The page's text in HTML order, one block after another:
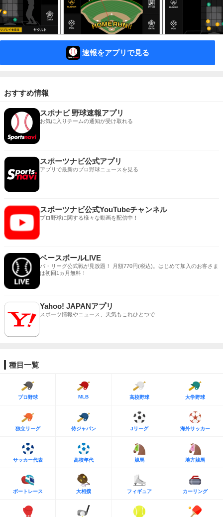
速報をアプリで見る
おすすめ情報
スポナビ 野球速報アプリ
お気に入りチームの通知が受け取れる
スポーツナビ公式アプリ
アプリで最新のプロ野球ニュースを見る
スポーツナビ公式YouTubeチャンネル
プロ野球に関する様々な動画を配信中！
ベースボールLIVE
パ・リーグ公式戦が見放題！ 月額770円(税込)。はじめて加入のお客さま
は初回1ヵ月無料！
Yahoo! JAPANアプリ
スポーツ情報やニュース、天気もこれひとつで
種目一覧
プロ野球 MLB 高校野球 大学野球
独立リーグ 侍ジャパン Jリーグ 海外サッカー
サッカー代表 高校年代 競馬 地方競馬
ボートレース 大相撲 フィギュア カーリング